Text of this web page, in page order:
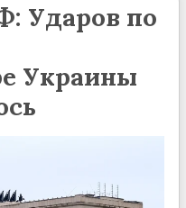
Ударов по
Украины